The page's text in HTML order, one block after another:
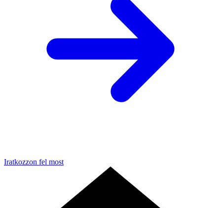
Iratkozzon fel most